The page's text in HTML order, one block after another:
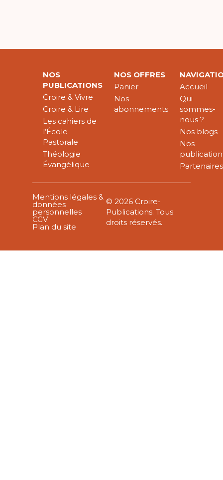
NOS
PUBLICATIONS
Croire & Vivre
Croire & Lire
Les cahiers de
l’École
Pastorale
Théologie
Évangélique
NOS OFFRES
Panier
Nos
abonnements
Accueil
Qui
sommes-
nous ?
Nos blogs
Nos
Partenaires
Mentions légales &
données
personnelles
CGV
Plan du site
© 2026 Croire-
Publications. Tous
droits réservés.